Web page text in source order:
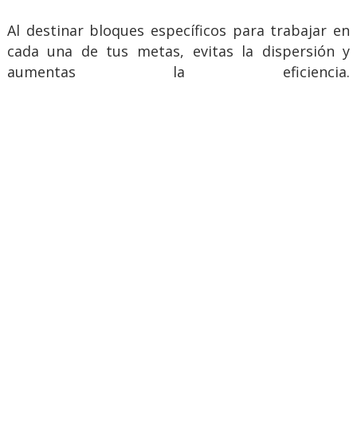
Al destinar bloques específicos para trabajar en
cada una de tus metas, evitas la dispersión y
aumentas la eficiencia.